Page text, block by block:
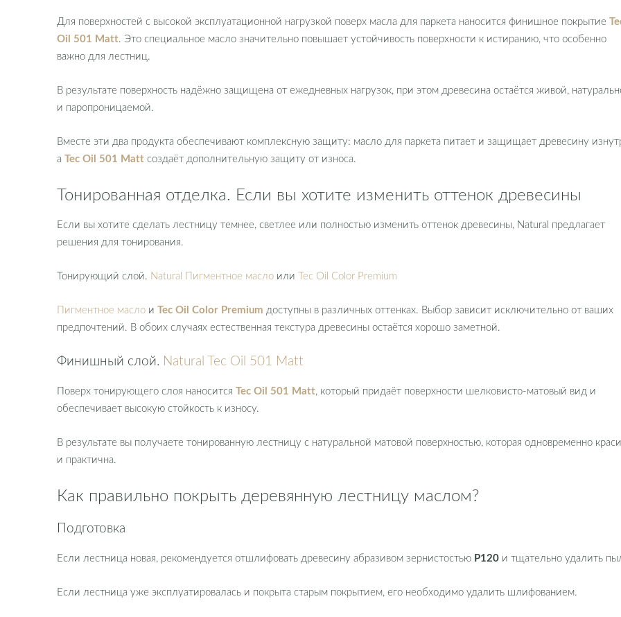
Для поверхностей с высокой эксплуатационной нагрузкой поверх масла для паркета наносится финишное покрытие
Oil 501 Matt. Это специальное масло значительно повышает устойчивость поверхности к истиранию, что особенно
важно для лестниц.
В результате поверхность надёжно защищена от ежедневных нагрузок, при этом древесина остаётся живой,
и паропроницаемой.
Вместе эти два продукта обеспечивают комплексную защиту: масло для паркета питает и защищает древесину
а Tec Oil 501 Matt создаёт дополнительную защиту от износа.
Тонированная отделка. Если вы хотите изменить оттенок древесины
Если вы хотите сделать лестницу темнее, светлее или полностью изменить оттенок древесины, Natural предлагает
решения для тонирования.
Тонирующий слой. Natural Пигментное масло или Tec Oil Color Premium
Пигментное масло и Tec Oil Color Premium доступны в различных оттенках. Выбор зависит исключительно от ваших
предпочтений. В обоих случаях естественная текстура древесины остаётся хорошо заметной.
Финишный слой. Natural Tec Oil 501 Matt
Поверх тонирующего слоя наносится Tec Oil 501 Matt, который придаёт поверхности шелковисто-матовый вид и
обеспечивает высокую стойкость к износу.
В результате вы получаете тонированную лестницу с натуральной матовой поверхностью, которая одновременно
и практична.
Как правильно покрыть деревянную лестницу маслом?
Подготовка
Если лестница новая, рекомендуется отшлифовать древесину абразивом зернистостью P120 и тщательно удалить
Если лестница уже эксплуатировалась и покрыта старым покрытием, его необходимо удалить шлифованием.